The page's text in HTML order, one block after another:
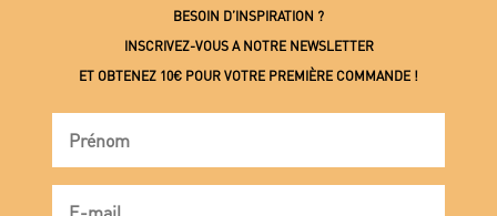
BESOIN D’INSPIRATION ?
INSCRIVEZ-VOUS A NOTRE NEWSLETTER
ET OBTENEZ 10€ POUR VOTRE PREMIÈRE COMMANDE !